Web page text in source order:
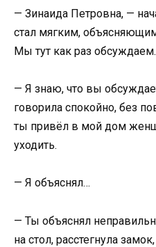
— Зинаида Петровна, —
стал мягким,
Мы тут как раз
— Я знаю, что вы
говорила спокойно, без
ты привёл в мой дом
уходить.
— Я объяснял…
— Ты объяснял
на стол, расстегнула